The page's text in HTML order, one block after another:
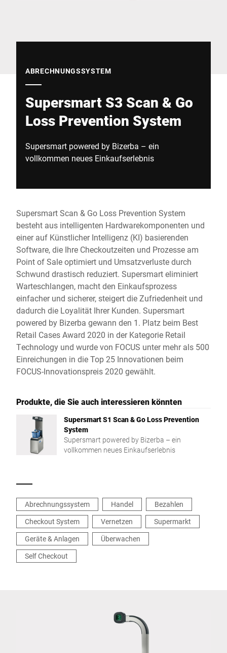
ABRECHNUNGSSYSTEM
Supersmart S3 Scan & Go
Loss Prevention System
Supersmart powered by Bizerba – ein
vollkommen neues Einkaufserlebnis
Supersmart Scan & Go Loss Prevention System
besteht aus intelligenten Hardwarekomponenten und
einer auf Künstlicher Intelligenz (KI) basierenden
Software, die Ihre Checkoutzeiten und Prozesse am
Point of Sale optimiert und Umsatzverluste durch
Schwund drastisch reduziert. Supersmart eliminiert
Warteschlangen, macht den Einkaufsprozess
einfacher und sicherer, steigert die Zufriedenheit und
dadurch die Loyalität Ihrer Kunden. Supersmart
powered by Bizerba gewann den 1. Platz beim Best
Retail Cases Award 2020 in der Kategorie Retail
Technology und wurde von FOCUS unter mehr als 500
Einreichungen in die Top 25 Innovationen beim
FOCUS-Innovationspreis 2020 gewählt.
Produkte, die Sie auch interessieren könnten
Supersmart S1 Scan & Go Loss Prevention
System
Supersmart powered by Bizerba – ein
vollkommen neues Einkaufserlebnis
Abrechnungssystem Handel
Bezahlen
Checkout System
Vernetzen
Supermarkt
Geräte & Anlagen
Überwachen
Self Checkout